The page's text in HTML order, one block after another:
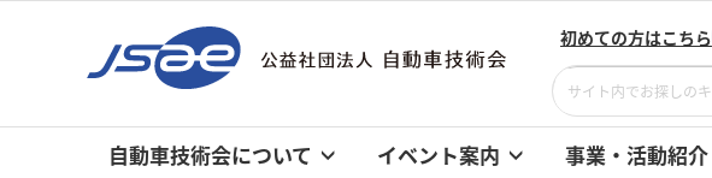
初めての方はこちら
自動車技術会について イベント案内 事業・活動紹介